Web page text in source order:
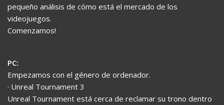
pequeño análisis de cómo está el mercado de los
videojuegos.
Comenzamos!
PC:
Empezamos con el género de ordenador.
· Unreal Tournament 3
Unreal Tournament está cerca de reclamar su trono dentro